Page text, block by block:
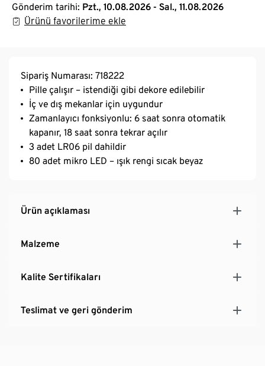
Gönderim tarihi: Pzt., 10.08.2026 - Sal., 11.08.2026
Ürünü favorilerime ekle
Sipariş Numarası: 718222
Pille çalışır – istendiği gibi dekore edilebilir
İç ve dış mekanlar için uygundur
Zamanlayıcı fonksiyonlu: 6 saat sonra otomatik
kapanır, 18 saat sonra tekrar açılır
3 adet LR06 pil dahildir
80 adet mikro LED – ışık rengi sıcak beyaz
Ürün açıklaması
Malzeme
Kalite Sertifikaları
Teslimat ve geri gönderim